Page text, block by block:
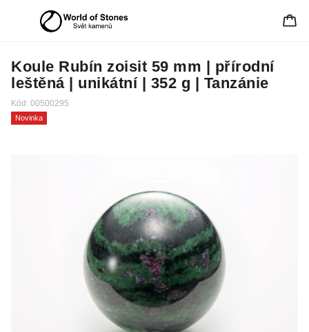
Koule Rubín zoisit 59 mm | přírodní
leštěná | unikátní | 352 g | Tanzánie
Kód: 00500295
Novinka